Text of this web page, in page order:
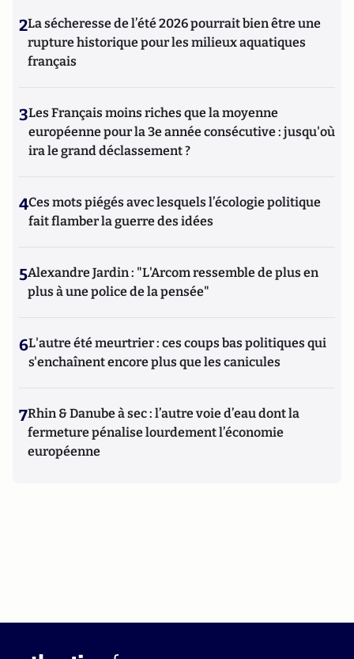
2La sécheresse de l’été 2026 pourrait bien être une
rupture historique pour les milieux aquatiques
français
3Les Français moins riches que la moyenne
européenne pour la 3e année consécutive : jusqu'où
ira le grand déclassement ?
4Ces mots piégés avec lesquels l’écologie politique
fait flamber la guerre des idées
5Alexandre Jardin : "L'Arcom ressemble de plus en
plus à une police de la pensée"
6L'autre été meurtrier : ces coups bas politiques qui
s'enchaînent encore plus que les canicules
7Rhin & Danube à sec : l’autre voie d’eau dont la
fermeture pénalise lourdement l’économie
européenne